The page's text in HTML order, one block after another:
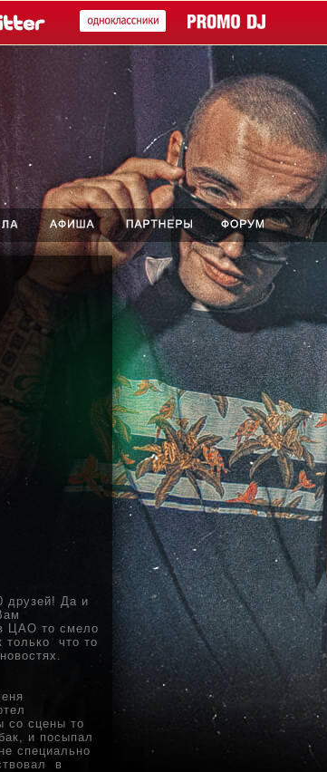
друзей! Да и
ЦАО то смело
только что то
со сцены то
и посыпал
специально
в